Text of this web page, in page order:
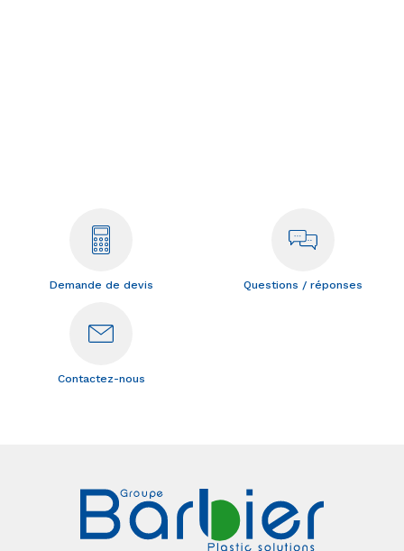
Demande de devis Questions / réponses
Contactez-nous